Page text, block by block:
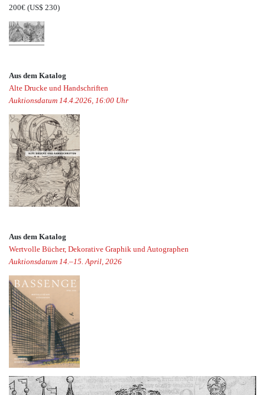
200€ (US$ 230)
Aus dem Katalog
Alte Drucke und Handschriften
Auktionsdatum 14.4.2026, 16:00 Uhr
Aus dem Katalog
Wertvolle Bücher, Dekorative Graphik und Autographen
Auktionsdatum 14.–15. April, 2026